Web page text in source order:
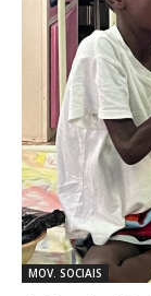
MOV. SOCIAIS